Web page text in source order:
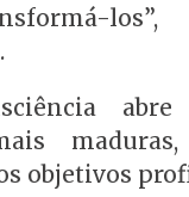
objetivos